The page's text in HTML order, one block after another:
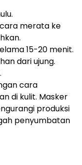
merata ke
15-20 menit.
dari ujung.
cara
di kulit. Masker
produksi
penyumbatan